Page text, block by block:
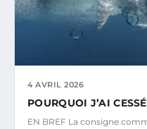
4 AVRIL 2026
POURQUOI J’AI
EN BREF La consigne